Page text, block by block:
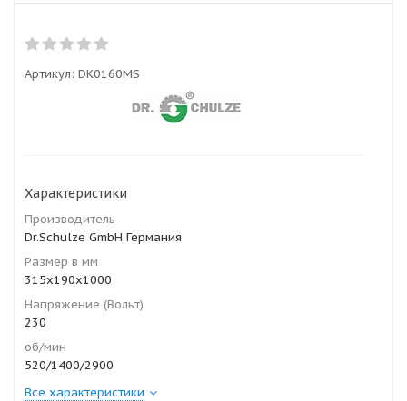
Артикул: DK0160MS
Характеристики
Производитель
Dr.Schulze GmbH Германия
Размер в мм
315x190x1000
Напряжение (Вольт)
230
об/мин
520/1400/2900
Все характеристики